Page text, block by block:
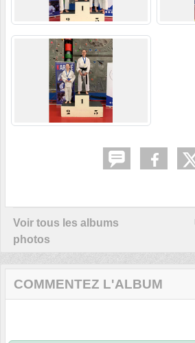
Voir tous les albums
photos
COMMENTEZ L'ALBUM